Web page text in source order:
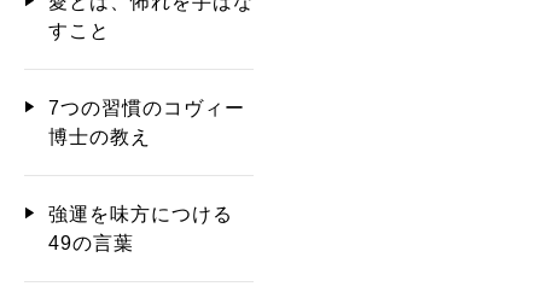
すこと
7つの習慣のコヴィー
博士の教え
強運を味方につける
49の言葉